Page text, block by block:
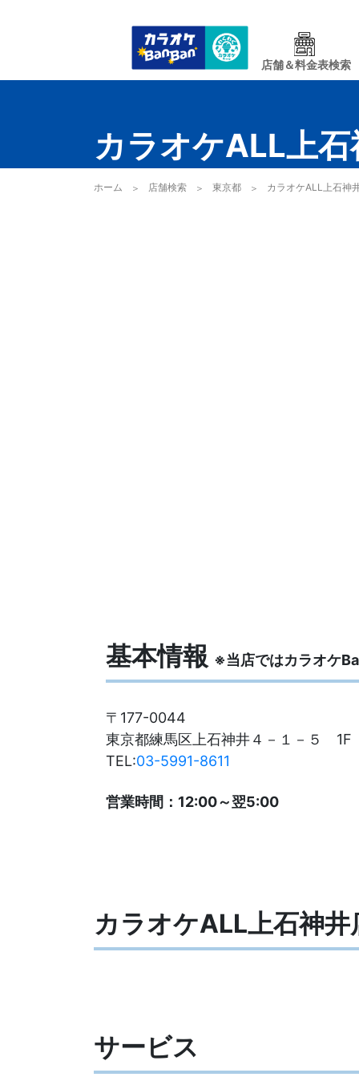
店舗＆料金表検索
カラオケALL上石
ホーム 店舗検索 東京都 カラオケALL上石神
基本情報 ※当店ではカラオケ
〒177-0044
東京都練馬区上石神井４－１－５ 1F
TEL:03-5991-8611
営業時間：12:00～翌5:00
カラオケALL上石神井
サービス